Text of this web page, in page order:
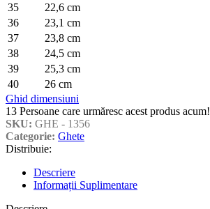
35
22,6 cm
36
23,1 cm
37
23,8 cm
38
24,5 cm
39
25,3 cm
40
26 cm
Ghid dimensiuni
13 Persoane care urmăresc acest produs acum!
SKU: GHE - 1356
Categorie: Ghete
Distribuie:
Descriere
Informații Suplimentare